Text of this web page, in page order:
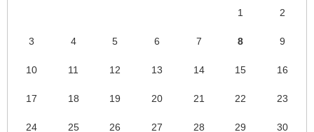
1 2
3 4 5 6 7 8 9
10 11 12 13 14 15 16
17 18 19 20 21 22 23
24 25 26 27 28 29 30